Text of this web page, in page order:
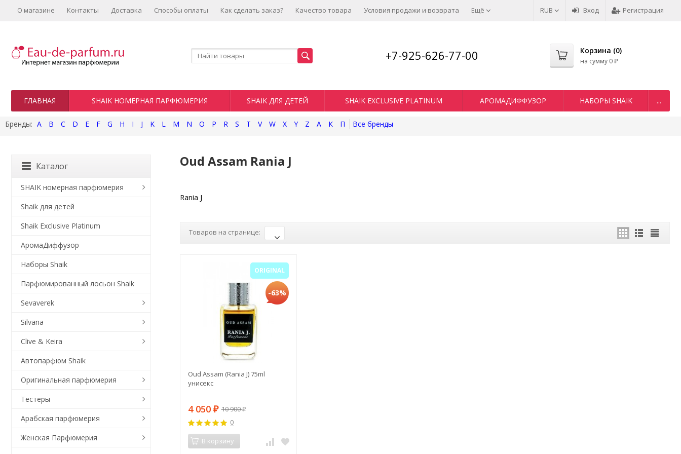
RUB Вход Регистрация
О магазине Контакты Доставка Способы оплаты Как сделать заказ? Качество товара Условия продажи и возврата Ещё
+7-925-626-77-00 Корзина (0)
на сумму 0 ₽
ГЛАВНАЯ SHAIK НОМЕРНАЯ ПАРФЮМЕРИЯ SHAIK ДЛЯ ДЕТЕЙ SHAIK EXCLUSIVE PLATINUM АРОМАДИФФУЗОР НАБОРЫ SHAIK ...
A B C D E F G H I J K L M N O P R S T V W X Y Z А К П
Oud Assam Rania J
Rania J
Товаров на странице:
ORIGINAL
-63%
Oud Assam (Rania J) 75ml
унисекс
4 050 ₽ 10 900₽
0
В корзину
Каталог
SHAIK номерная парфюмерия
Shaik для детей
Shaik Exclusive Platinum
АромаДиффузор
Наборы Shaik
Парфюмированный лосьон Shaik
Sevaverek
Silvana
Clive & Keira
Автопарфюм Shaik
Оригинальная парфюмерия
Тестеры
Арабская парфюмерия
Женская Парфюмерия